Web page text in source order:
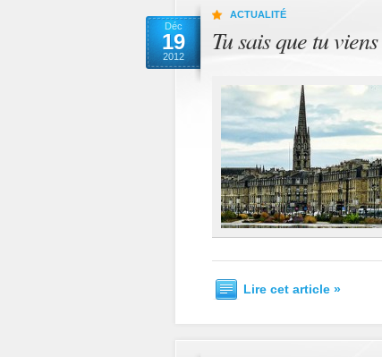
Déc
19
2012
ACTUALITÉ
Tu sais que tu
Lire cet article »